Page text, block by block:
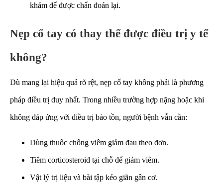
khám để được chẩn đoán lại.
Nẹp cổ tay có thay thế được điều trị y tế
không?
Dù mang lại hiệu quả rõ rệt, nẹp cổ tay không phải là phương
pháp điều trị duy nhất. Trong nhiều trường hợp nặng hoặc khi
không đáp ứng với điều trị bảo tồn, người bệnh vẫn cần:
Dùng thuốc chống viêm giảm đau theo đơn.
Tiêm corticosteroid tại chỗ để giảm viêm.
Vật lý trị liệu và bài tập kéo giãn gân cơ.